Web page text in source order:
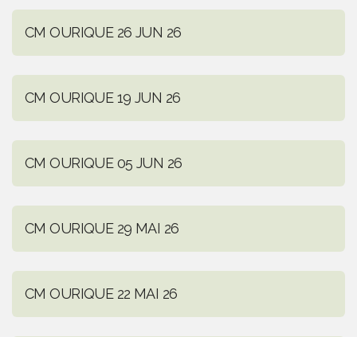
CM OURIQUE 26 JUN 26
CM OURIQUE 19 JUN 26
CM OURIQUE 05 JUN 26
CM OURIQUE 29 MAI 26
CM OURIQUE 22 MAI 26